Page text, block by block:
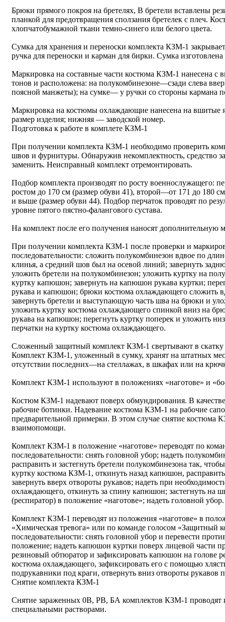
Брюки прямого покроя на бретелях, В бретели вставлены
планкой для предотвращения сползания бретелек с плеч.
хлопчатобумажной ткани темно-синего или белого цвета.
Сумка для хранения и переноски комплекта КЗМ-1
ручка для переноски и карман для бирки. Сумка
Маркировка на составные части костюма КЗМ-1 нанесена с
тонов и расположена: на полукомбинезоне—сзади слева
поясной манжеты); на сумке— у ручки со стороны кармана
Маркировка на костюмы охлаждающие нанесена на вшитые
размер изделия; нижняя — заводской номер.
Подготовка к работе в комплете КЗМ-1
При получении комплекта КЗМ-1 необходимо проверить
швов и фурнитуры. Обнаружив некомплектность, средство
заменить. Неисправный комплект отремонтировать.
Подбор комплекта производят по росту военнослужащего:
ростом до 170 см (размер обуви 41), второй—от 171 до 180
и выше (размер обуви 44). Подбор перчаток проводят по
уровне пятого пястно-фалангового сустава.
На комплект после его получения наносят дополнительную
При получении комплекта КЗМ-1 после проверки и
последовательности: сложить полукомбинезон вдвое по
клинья, а средний шов был на осевой линий; завернуть
уложить бретели на полукомбинезон; уложить куртку на
куртку капюшон; завернуть на капюшон рукава куртки;
рукава и капюшон; брюки костюма охлаждающего сложить
завернуть бретели и выступающую часть шва на брюки и
уложить куртку костюма охлаждающего спинкой вниз на
рукава на капюшон; перегнуть куртку поперек и уложить
перчатки на куртку костюма охлаждающего.
Сложенный защитный комплект КЗМ-1 свертывают в скатку
Комплект КЗМ-1, уложенный в сумку, хранят на штатных
отсутствии последних—на стеллажах, в шкафах или на
Комплект КЗМ-1 используют в положениях «наготове» и
Костюм КЗМ-1 надевают поверх обмундирования. В
рабочие ботинки. Надевание костюма КЗМ-1 на рабочие
предварительной примерки. В этом случае снятие костюма
взаимопомощи.
Комплект КЗМ-1 в положение «наготове» переводят по
последовательности: снять головной убор; надеть
расправить и застегнуть бретели полукомбинезона так,
куртку костюма КЗМ-1, откинуть назад капюшон,
завернуть вверх отвороты рукавов; надеть при
охлаждающего, откинуть за спину капюшон; застегнуть на
(респиратор) в положение «наготове»; надеть головной убор.
Комплект КЗМ-1 переводят из положения «наготове» в
«Химическая тревога» или по команде голосом «Защитный
последовательности: снять головной убор и перевести
положение; надеть капюшон куртки поверх лицевой части
резиновый обтюратор и зафиксировать капюшон на голове
костюма охлаждающего, зафиксировать его с помощью
подрукавники под краги, отвернуть вниз отвороты рукавов
Снятие комплекта КЗМ-1
Снятие зараженных 0В, РВ, БА комплектов КЗМ-1 проводят
специальными растворами.